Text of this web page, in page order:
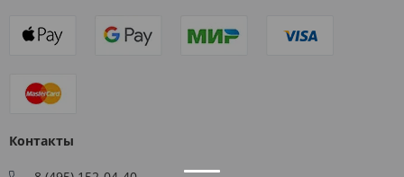
Контакты